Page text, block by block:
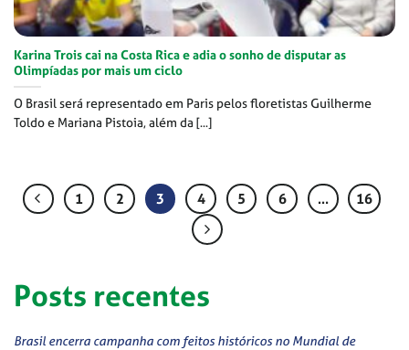
Karina Trois cai na Costa Rica e adia o sonho de disputar as
Olimpíadas por mais um ciclo
O Brasil será representado em Paris pelos floretistas Guilherme
Toldo e Mariana Pistoia, além da [...]
1 2 3 4 5 6 … 16
Posts recentes
Brasil encerra campanha com feitos históricos no Mundial de